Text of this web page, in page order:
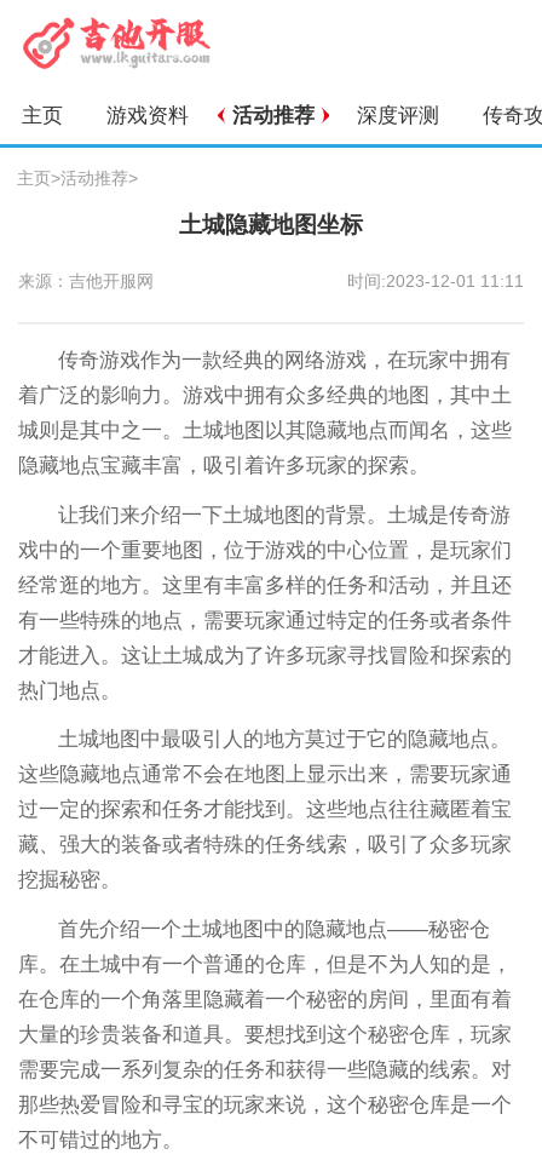
主页 游戏资料 活动推荐 深度评测 传奇
主页>活动推荐>
土城隐藏地图坐标
来源：吉他开服网 时间:2023-12-01 11:11
传奇游戏作为一款经典的网络游戏，在玩家中拥有
着广泛的影响力。游戏中拥有众多经典的地图，其中土
城则是其中之一。土城地图以其隐藏地点而闻名，这些
隐藏地点宝藏丰富，吸引着许多玩家的探索。
让我们来介绍一下土城地图的背景。土城是传奇游
戏中的一个重要地图，位于游戏的中心位置，是玩家们
经常逛的地方。这里有丰富多样的任务和活动，并且还
有一些特殊的地点，需要玩家通过特定的任务或者条件
才能进入。这让土城成为了许多玩家寻找冒险和探索的
热门地点。
土城地图中最吸引人的地方莫过于它的隐藏地点。
这些隐藏地点通常不会在地图上显示出来，需要玩家通
过一定的探索和任务才能找到。这些地点往往藏匿着宝
藏、强大的装备或者特殊的任务线索，吸引了众多玩家
挖掘秘密。
首先介绍一个土城地图中的隐藏地点——秘密仓
库。在土城中有一个普通的仓库，但是不为人知的是，
在仓库的一个角落里隐藏着一个秘密的房间，里面有着
大量的珍贵装备和道具。要想找到这个秘密仓库，玩家
需要完成一系列复杂的任务和获得一些隐藏的线索。对
那些热爱冒险和寻宝的玩家来说，这个秘密仓库是一个
不可错过的地方。